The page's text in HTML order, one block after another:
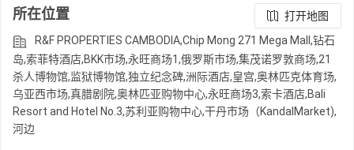
所在位置
打开地图
R&F PROPERTIES CAMBODIA,Chip Mong 271 Mega Mall,钻石
岛,索菲特酒店,BKK市场,永旺商场1,俄罗斯市场,集茂诺罗敦商场,21
杀人博物馆,监狱博物馆,独立纪念碑,洲际酒店,皇宫,奥林匹克体育场,
乌亚西市场,真腊剧院,奥林匹亚购物中心,永旺商场3,索卡酒店,Bali
Resort and Hotel No.3,苏利亚购物中心,干丹市场（KandalMarket),
河边